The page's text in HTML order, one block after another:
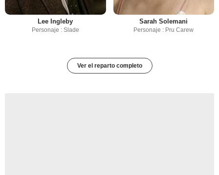
Lee Ingleby
Personaje : Slade
Sarah Solemani
Personaje : Pru Carew
Ver el reparto completo